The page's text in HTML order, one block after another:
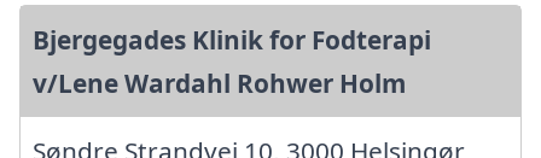
Bjergegades Klinik for Fodterapi
v/Lene Wardahl Rohwer Holm
Søndre Strandvej 10, 3000 Helsingør